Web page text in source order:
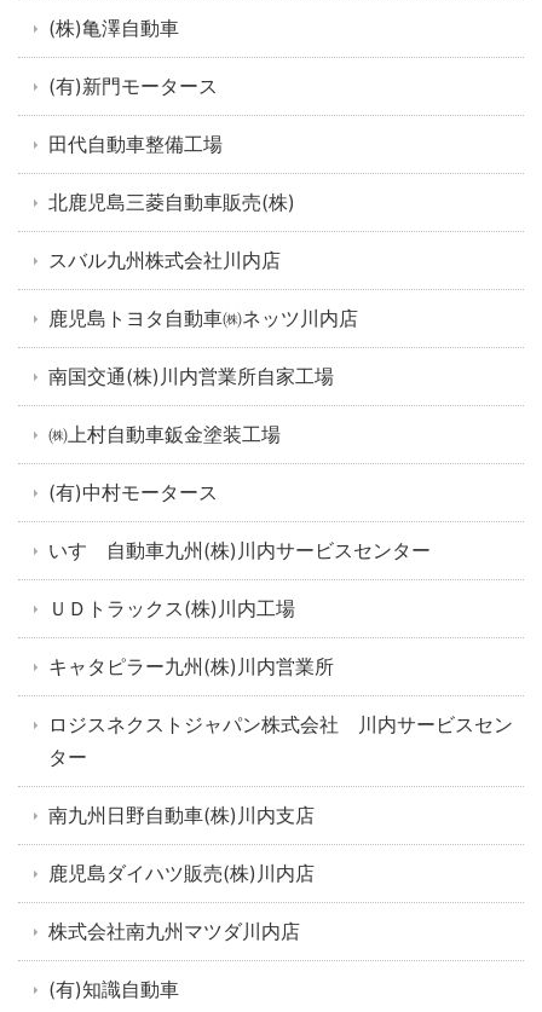
(株)亀澤自動車
(有)新門モータース
田代自動車整備工場
北鹿児島三菱自動車販売(株)
スバル九州株式会社川内店
鹿児島トヨタ自動車㈱ネッツ川内店
南国交通(株)川内営業所自家工場
㈱上村自動車鈑金塗装工場
(有)中村モータース
いすゞ自動車九州(株)川内サービスセンター
ＵＤトラックス(株)川内工場
キャタピラー九州(株)川内営業所
ロジスネクストジャパン株式会社 川内サービスセン
ター
南九州日野自動車(株)川内支店
鹿児島ダイハツ販売(株)川内店
株式会社南九州マツダ川内店
(有)知識自動車